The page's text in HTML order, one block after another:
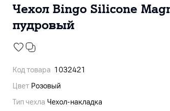
Чехол Bingo Silicone
пудровый
Код товара 1032421
Цвет Розовый
Тип чехла Чехол-накладка